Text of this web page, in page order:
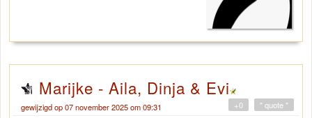
Marijke - Aila, Dinja & Evi
gewijzigd op 07 november 2025 om 09:31 " quote "
+0